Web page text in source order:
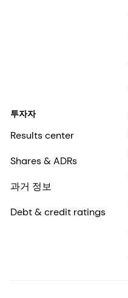
투자자
Results center
Shares & ADRs
과거 정보
Debt & credit ratings